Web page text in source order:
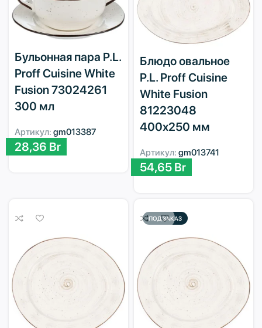
Бульонная пара P.L.
Proff Cuisine White
Fusion 73024261
300 мл
Артикул: gm013387
28,36 Br
Блюдо овальное
P.L. Proff Cuisine
White Fusion
81223048
400х250 мм
Артикул: gm013741
54,65 Br
ПОД ЗАКАЗ